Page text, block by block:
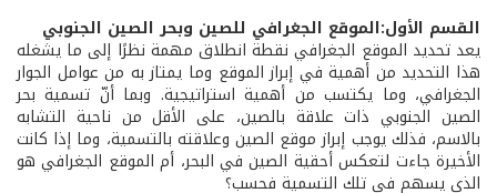
القسم الأول:الموقع الجغرافي للصين وبحر الصين الجنوبي
يعد تحديد الموقع الجغرافي نقطة انطلاق مهمة نظرًا إلى ما يشغله
هذا التحديد من أهمية في إبراز الموقع وما يمتاز به من عوامل الجوار
الجغرافي، وما يكتسب من أهمية استراتيجية. وبما أنّ تسمية بحر
الصين الجنوبي ذات علاقة بالصين، على الأقل من ناحية التشابه
بالاسم، فذلك يوجب إبراز موقع الصين وعلاقته بالتسمية، وما إذا كانت
الأخيرة جاءت لتعكس أحقية الصين في البحر، أم الموقع الجغرافي هو
الذي يسهم في تلك التسمية فحسب؟